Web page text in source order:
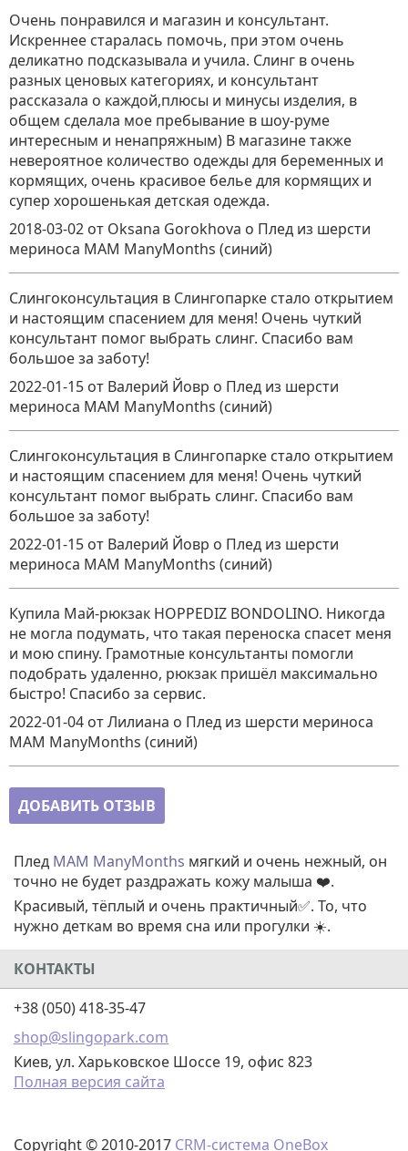
Очень понравился и магазин и консультант.
Искреннее старалась помочь, при этом очень
деликатно подсказывала и учила. Слинг в очень
разных ценовых категориях, и консультант
рассказала о каждой,плюсы и минусы изделия, в
общем сделала мое пребывание в шоу-руме
интересным и ненапряжным) В магазине также
невероятное количество одежды для беременных и
кормящих, очень красивое белье для кормящих и
супер хорошенькая детская одежда.
2018-03-02 от Oksana Gorokhova о Плед из шерсти
мериноса MAM ManyMonths (синий)
Слингоконсультация в Слингопарке стало открытием
и настоящим спасением для меня! Очень чуткий
консультант помог выбрать слинг. Спасибо вам
большое за заботу!
2022-01-15 от Валерий Йовр о Плед из шерсти
мериноса MAM ManyMonths (синий)
Слингоконсультация в Слингопарке стало открытием
и настоящим спасением для меня! Очень чуткий
консультант помог выбрать слинг. Спасибо вам
большое за заботу!
2022-01-15 от Валерий Йовр о Плед из шерсти
мериноса MAM ManyMonths (синий)
Купила Май-рюкзак HOPPEDIZ BONDOLINO. Никогда
не могла подумать, что такая переноска спасет меня
и мою спину. Грамотные консультанты помогли
подобрать удаленно, рюкзак пришёл максимально
быстро! Спасибо за сервис.
2022-01-04 от Лилиана о Плед из шерсти мериноса
MAM ManyMonths (синий)
ДОБАВИТЬ ОТЗЫВ
Плед MAM ManyMonths мягкий и очень нежный, он
точно не будет раздражать кожу малыша ❤️.
Красивый, тёплый и очень практичный✅. То, что
нужно деткам во время сна или прогулки ☀️.
КОНТАКТЫ
+38 (050) 418-35-47
shop@slingopark.com
Киев, ул. Харьковское Шоссе 19, офис 823
Полная версия сайта
Copyright © 2010-2017 CRM-система OneBox